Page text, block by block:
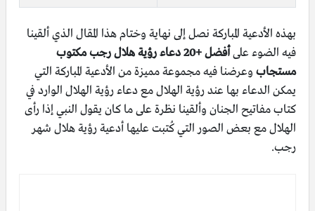
بهذه الأدعية المباركة نصل إلى نهاية وختام هذا المقال الذي ألقينا
فيه الضوء على
أفضل +20 دعاء رؤية هلال رجب مكتوب
مستجاب وعرضنا فيه مجموعة مميزة من الأدعية المباركة التي
يمكن الدعاء بها عند رؤية الهلال مع دعاء رؤية الهلال الوارد في
كتاب مفاتيح الجنان وألقينا نظرة على ما كان يقول النبي إذا رأى
الهلال مع بعض الصور التي كُتبت عليها أدعية رؤية هلال شهر
رجب.